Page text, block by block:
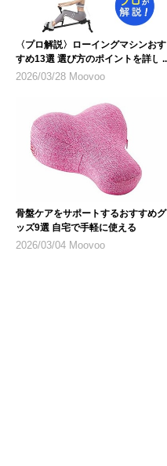
〈プロ解説〉ローイングマシンおす
すめ13選 選び方のポイントを詳し
く紹介
2026/03/28 Moovoo
骨盤ケアをサポートするおすすめグ
ッズ9選 自宅で手軽に使える
2026/03/04 Moovoo